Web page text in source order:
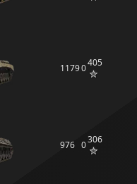
11790405
976 0306